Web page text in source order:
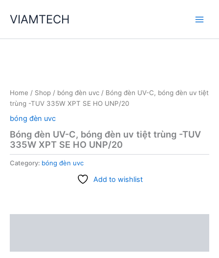
VIAMTECH
Home / Shop / bóng đèn uvc / Bóng đèn UV-C, bóng đèn uv tiệt
trùng -TUV 335W XPT SE HO UNP/20
bóng đèn uvc
Bóng đèn UV-C, bóng đèn uv tiệt trùng -TUV
335W XPT SE HO UNP/20
Category: bóng đèn uvc
Add to wishlist